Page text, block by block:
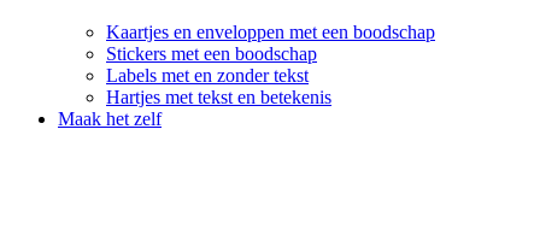
Kaartjes en enveloppen met een boodschap
Stickers met een boodschap
Labels met en zonder tekst
Hartjes met tekst en betekenis
Maak het zelf